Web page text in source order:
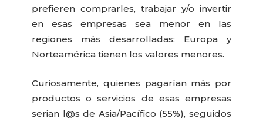
prefieren comprarles, trabajar y/o invertir
en esas empresas sea menor en las
regiones más desarrolladas: Europa y
Norteamérica tienen los valores menores.
Curiosamente, quienes pagarían más por
productos o servicios de esas empresas
serian l@s de Asia/Pacífico (55%), seguidos